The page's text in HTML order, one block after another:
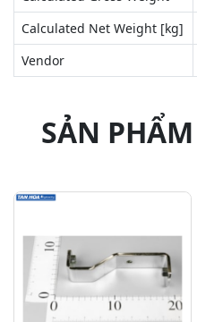
Calculated Net Weight [kg]
Vendor
SẢN